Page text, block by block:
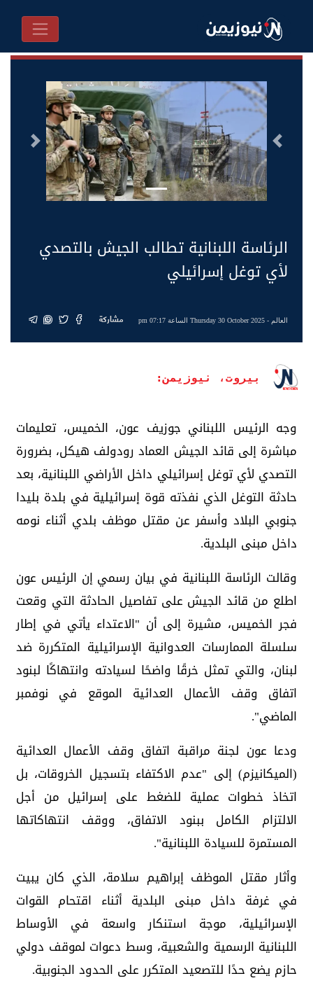
السابق التالى
الرئاسة اللبنانية تطالب الجيش بالتصدي
لأي توغل إسرائيلي
العالم - Thursday 30 October 2025 الساعة 07:17 pm مشاركة
بيروت، نيوزيمن:
وجه الرئيس اللبناني جوزيف عون، الخميس، تعليمات
مباشرة إلى قائد الجيش العماد رودولف هيكل، بضرورة
التصدي لأي توغل إسرائيلي داخل الأراضي اللبنانية، بعد
حادثة التوغل الذي نفذته قوة إسرائيلية في بلدة بليدا
جنوبي البلاد وأسفر عن مقتل موظف بلدي أثناء نومه
داخل مبنى البلدية.
وقالت الرئاسة اللبنانية في بيان رسمي إن الرئيس عون
اطلع من قائد الجيش على تفاصيل الحادثة التي وقعت
فجر الخميس، مشيرة إلى أن "الاعتداء يأتي في إطار
سلسلة الممارسات العدوانية الإسرائيلية المتكررة ضد
لبنان، والتي تمثل خرقًا واضحًا لسيادته وانتهاكًا لبنود
اتفاق وقف الأعمال العدائية الموقع في نوفمبر
الماضي".
ودعا عون لجنة مراقبة اتفاق وقف الأعمال العدائية
(الميكانيزم) إلى "عدم الاكتفاء بتسجيل الخروقات، بل
اتخاذ خطوات عملية للضغط على إسرائيل من أجل
الالتزام الكامل ببنود الاتفاق، ووقف انتهاكاتها
المستمرة للسيادة اللبنانية".
وأثار مقتل الموظف إبراهيم سلامة، الذي كان يبيت
في غرفة داخل مبنى البلدية أثناء اقتحام القوات
الإسرائيلية، موجة استنكار واسعة في الأوساط
اللبنانية الرسمية والشعبية، وسط دعوات لموقف دولي
حازم يضع حدًا للتصعيد المتكرر على الحدود الجنوبية.